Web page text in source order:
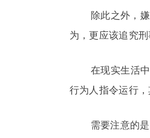
除此之外，
为，更应该追究刑
在现实生活
行为人指令运行
需要注意的